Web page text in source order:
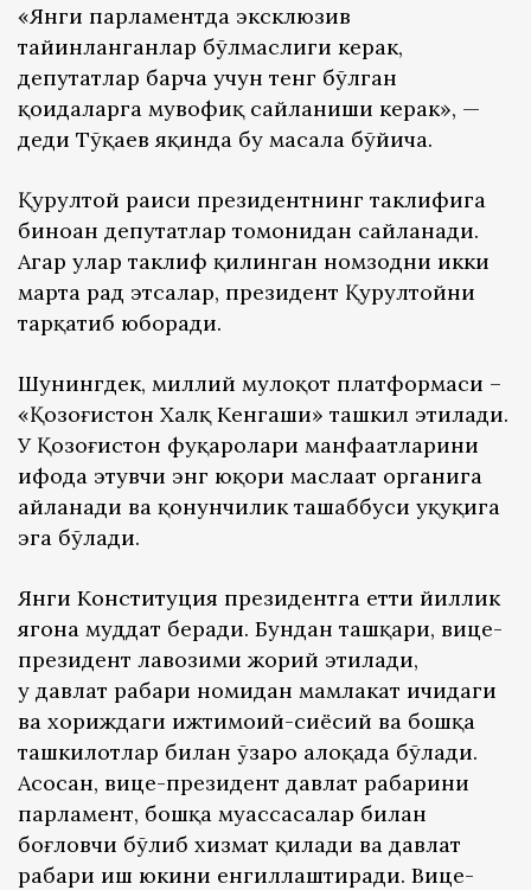
«Янги парламентда эксклюзив
тайинланганлар бўлмаслиги керак,
депутатлар барча учун тенг бўлган
қоидаларга мувофиқ сайланиши керак», —
деди Тўқаев яқинда бу масала бўйича.
Қурултой раиси президентнинг таклифига
биноан депутатлар томонидан сайланади.
Агар улар таклиф қилинган номзодни икки
марта рад этсалар, президент Қурултойни
тарқатиб юборади.
Шунингдек, миллий мулоқот платформаси –
«Қозоғистон Халқ Кенгаши» ташкил этилади.
У Қозоғистон фуқаролари манфаатларини
ифода этувчи энг юқори маслаҳат органига
айланади ва қонунчилик ташаббуси ҳуқуқига
эга бўлади.
Янги Конституция президентга етти йиллик
ягона муддат беради. Бундан ташқари, вице-
президент лавозими жорий этилади,
у давлат раҳбари номидан мамлакат ичидаги
ва хориждаги ижтимоий-сиёсий ва бошқа
ташкилотлар билан ўзаро алоқада бўлади.
Асосан, вице-президент давлат раҳбарини
парламент, бошқа муассасалар билан
боғловчи бўлиб хизмат қилади ва давлат
раҳбари иш юкини енгиллаштиради. Вице-